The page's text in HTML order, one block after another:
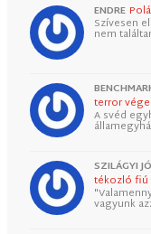
ENDRE
Szívesen
nem
terror vége
A svéd
SZILÁGYI
tékozló fiú
vagyunk